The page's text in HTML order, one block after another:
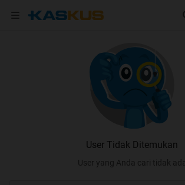
User Tidak Ditemukan
User yang Anda cari tidak ada